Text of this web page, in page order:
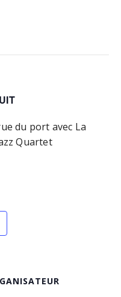
du port avec La
Quartet